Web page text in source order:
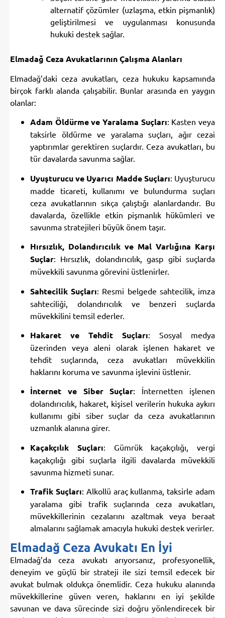
alternatif çözümler (uzlaşma, etkin pişmanlık)
geliştirilmesi ve uygulanması konusunda
hukuki destek sağlar.
Elmadağ Ceza Avukatlarının Çalışma Alanları
Elmadağ’daki ceza avukatları, ceza hukuku kapsamında
birçok farklı alanda çalışabilir. Bunlar arasında en yaygın
olanlar:
Adam Öldürme ve Yaralama Suçları: Kasten veya
taksirle öldürme ve yaralama suçları, ağır cezai
yaptırımlar gerektiren suçlardır. Ceza avukatları, bu
tür davalarda savunma sağlar.
Uyuşturucu ve Uyarıcı Madde Suçları : Uyuşturucu
madde ticareti, kullanımı ve bulundurma suçları
ceza avukatlarının sıkça çalıştığı alanlardandır. Bu
davalarda, özellikle etkin pişmanlık hükümleri ve
savunma stratejileri büyük önem taşır.
Hırsızlık, Dolandırıcılık ve Mal Varlığına Karşı
Suçlar: Hırsızlık, dolandırıcılık, gasp gibi suçlarda
müvekkili savunma görevini üstlenirler.
Sahtecilik Suçları : Resmi belgede sahtecilik, imza
sahteciliği, dolandırıcılık ve benzeri suçlarda
müvekkilini temsil ederler.
Hakaret ve Tehdit Suçları: Sosyal medya
üzerinden veya aleni olarak işlenen hakaret ve
tehdit suçlarında, ceza avukatları müvekkilin
haklarını koruma ve savunma işlevini üstlenir.
İnternet ve Siber Suçlar: İnternetten işlenen
dolandırıcılık, hakaret, kişisel verilerin hukuka aykırı
kullanımı gibi siber suçlar da ceza avukatlarının
uzmanlık alanına girer.
Kaçakçılık Suçları : Gümrük kaçakçılığı, vergi
kaçakçılığı gibi suçlarla ilgili davalarda müvekkili
savunma hizmeti sunar.
Trafik Suçları: Alkollü araç kullanma, taksirle adam
yaralama gibi trafik suçlarında ceza avukatları,
müvekkillerinin cezalarını azaltmak veya beraat
almalarını sağlamak amacıyla hukuki destek verirler.
Elmadağ Ceza Avukatı En İyi
Elmadağ’da ceza avukatı arıyorsanız, profesyonellik,
deneyim ve güçlü bir strateji ile sizi temsil edecek bir
avukat bulmak oldukça önemlidir. Ceza hukuku alanında
müvekkillerine güven veren, haklarını en iyi şekilde
savunan ve dava sürecinde sizi doğru yönlendirecek bir